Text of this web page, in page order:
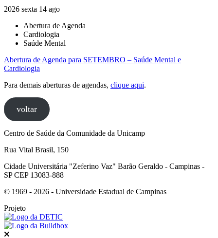
2026 sexta 14 ago
Abertura de Agenda
Cardiologia
Saúde Mental
Abertura de Agenda para SETEMBRO – Saúde Mental e
Cardiologia
Para demais aberturas de agendas, clique aqui.
voltar
Centro de Saúde da Comunidade da Unicamp
Rua Vital Brasil, 150
Cidade Universitária "Zeferino Vaz" Barão Geraldo - Campinas -
SP CEP 13083-888
© 1969 - 2026 - Universidade Estadual de Campinas
Projeto